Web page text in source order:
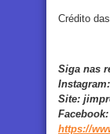
Crédito
Siga nas
Instagram:
Site:
Facebook:
https://